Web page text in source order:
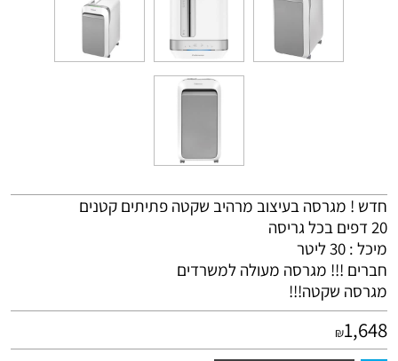
חדש ! מגרסה בעיצוב מרהיב שקטה פתיתים קטנים
20 דפים בכל גריסה
מיכל : 30 ליטר
חברים !!! מגרסה מעולה למשרדים
מגרסה שקטה!!!
₪1,648